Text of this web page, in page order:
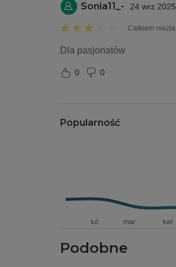
Sonia11_- 24 wrz 2025
Całkiem niezła
Dla pasjonatów
0 0
Popularność
Podobne